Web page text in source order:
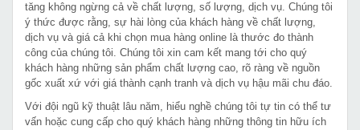
tăng không ngừng cả về chất lượng, số lượng, dịch vụ. Chúng tôi
ý thức được rằng, sự hài lòng của khách hàng về chất lượng,
dịch vụ và giá cả khi chọn mua hàng online là thước đo thành
công của chúng tôi. Chúng tôi xin cam kết mang tới cho quý
khách hàng những sản phẩm chất lượng cao, rõ ràng về nguồn
gốc xuất xứ với giá thành cạnh tranh và dịch vụ hậu mãi chu đáo.
Với đội ngũ kỹ thuật lâu năm, hiểu nghề chúng tôi tự tin có thể tư
vấn hoặc cung cấp cho quý khách hàng những thông tin hữu ích